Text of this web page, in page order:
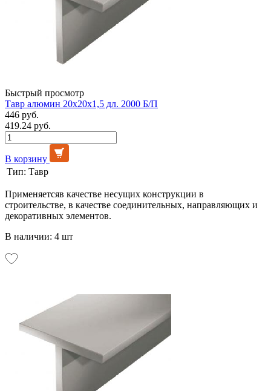
Быстрый просмотр
Тавр алюмин 20х20х1,5 дл. 2000 Б/П
446 руб.
419.24 руб.
В корзину
Тип: Тавр
Применяетсяв качестве несущих конструкции в
строительстве, в качестве соединительных, направляющих и
декоративных элементов.
В наличии: 4 шт